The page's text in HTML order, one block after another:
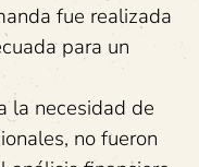
fue realizada
para un
la necesidad de
no fueron